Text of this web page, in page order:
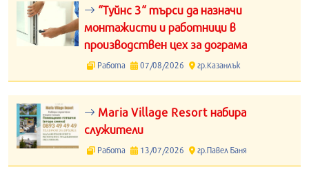
“Туйнс 3“ търси да назначи
монтажисти и работници в
производствен цех за дограма
Работа 07/08/2026 гр.Казанлък
Maria Village Resort набира
служители
Работа 13/07/2026 гр.Павел Баня